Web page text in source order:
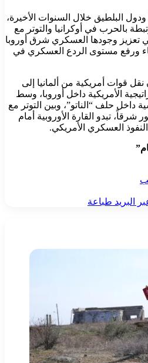
ودول البلطيق خلال السنوات الأخيرة،
بالحرب في أوكرانيا والتوتر مع
تعزيز وجودها العسكري شرق أوروبا
ورفع مستوى الردع العسكري في
قوات أمريكية من ألمانيا إلى
الأمريكية داخل أوروبا، وسط
داخل حلف “الناتو”، وبين التوتر مع
شرقاً، تبدو القارة الأوروبية أمام
العسكري الأمريكي.
البريد طباعة